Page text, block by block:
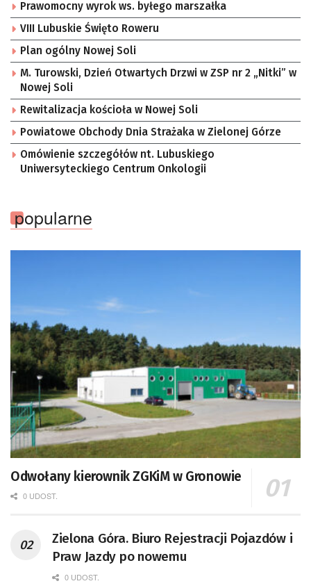
Prawomocny wyrok ws. byłego marszałka
VIII Lubuskie Święto Roweru
Plan ogólny Nowej Soli
M. Turowski, Dzień Otwartych Drzwi w ZSP nr 2 „Nitki” w
Nowej Soli
Rewitalizacja kościoła w Nowej Soli
Powiatowe Obchody Dnia Strażaka w Zielonej Górze
Omówienie szczegółów nt. Lubuskiego
Uniwersyteckiego Centrum Onkologii
popularne
Odwołany kierownik ZGKiM w Gronowie
0 UDOST.
Zielona Góra. Biuro Rejestracji Pojazdów i
Praw Jazdy po nowemu
0 UDOST.